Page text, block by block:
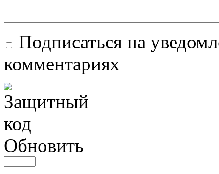
Подписаться на
комментариях
Обновить